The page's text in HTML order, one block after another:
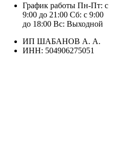
График работы Пн-Пт: с
9:00 до 21:00 Сб: с 9:00
до 18:00 Вс: Выходной
ИП ШАБАНОВ А. А.
ИНН: 504906275051